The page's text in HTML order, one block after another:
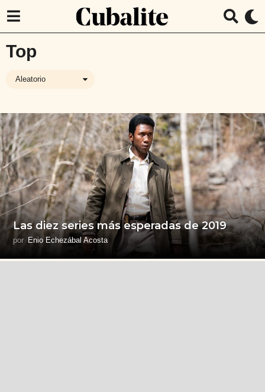
Top
Aleatorio
Las diez series más esperadas de 2019
por Enio Echezábal Acosta